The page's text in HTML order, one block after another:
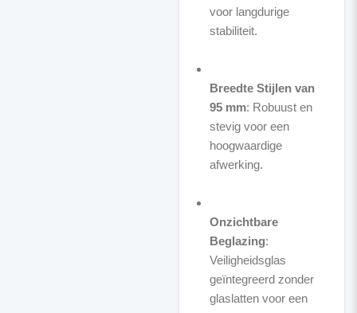
voor langdurige
stabiliteit.
Breedte Stijlen van
95 mm: Robuust en
stevig voor een
hoogwaardige
afwerking.
Onzichtbare
Beglazing:
Veiligheidsglas
geïntegreerd zonder
glaslatten voor een